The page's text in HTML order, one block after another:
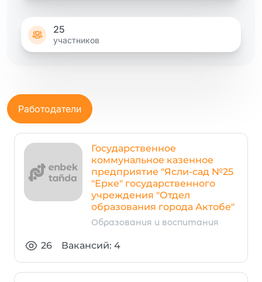
25
участников
Работодатели
Государственное
коммунальное казенное
предприятие "Ясли-сад №25
"Ерке" государственного
учреждения "Отдел
образования города Актобе"
Образования и воспитания
26 Вакансий: 4